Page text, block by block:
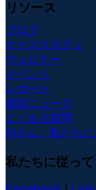
リソース
ブログ
ケーススタディ
ウェビナー
イベント
レポート
規制ニュース
よくある質問
AIさん、私たち
私たちに従っ